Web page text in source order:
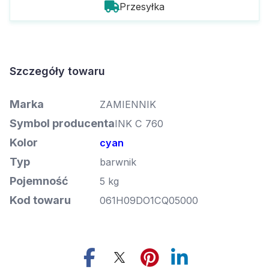
Przesyłka
Szczegóły towaru
Marka ZAMIENNIK
Symbol producentaINK C 760
Kolor cyan
Typ barwnik
Pojemność 5 kg
Kod towaru 061H09DO1CQ05000